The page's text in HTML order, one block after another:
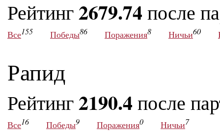
Рейтинг2679.74 после
Все155 Победы86 Поражения8 Ничьи60
Рапид
Рейтинг2190.4 после
Все16 Победы9 Поражения0 Ничьи7